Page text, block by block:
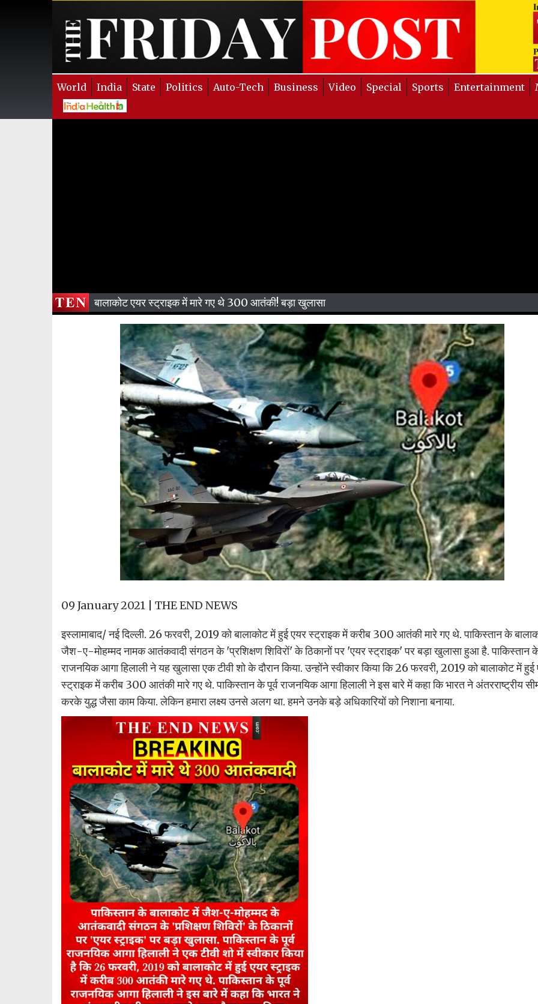
World India State Politics Auto-Tech Business Video Special Sports Entertainment
बालाकोट एयर स्ट्राइक में मारे गए थे 300 आतंकी! बड़ा खुलासा
09 January 2021 | THE END NEWS
इस्लामाबाद/ नई दिल्ली. 26 फरवरी, 2019 को बालाकोट में हुई एयर स्ट्राइक में करीब 300 आतंकी मारे गए थे. पाकिस्तान के
जैश-ए-मोहम्मद नामक आतंकवादी संगठन के 'प्रशिक्षण शिविरों' के ठिकानों पर 'एयर स्ट्राइक' पर बड़ा खुलासा हुआ है. पाकिस्तान के
राजनयिक आगा हिलाली ने यह खुलासा एक टीवी शो के दौरान किया. उन्होंने स्वीकार किया कि 26 फरवरी, 2019 को बालाकोट में हुई
स्ट्राइक में करीब 300 आतंकी मारे गए थे. पाकिस्तान के पूर्व राजनयिक आगा हिलाली ने इस बारे में कहा कि भारत ने अंतरराष्ट्रीय
करके युद्ध जैसा काम किया. लेकिन हमारा लक्ष्य उनसे अलग था. हमने उनके बड़े अधिकारियों को निशाना बनाया.